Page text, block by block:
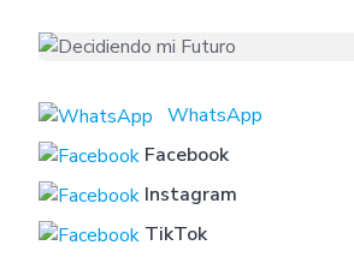
WhatsApp
Facebook
Instagram
TikTok